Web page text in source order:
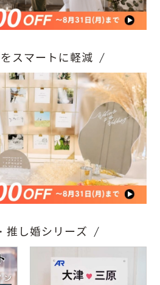
スマートに軽減
推し婚シリーズ